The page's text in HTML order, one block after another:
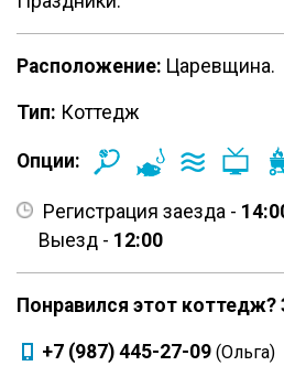
Расположение: Царевщина.
Тип: Коттедж
Опции:
Регистрация заезда -
Выезд - 12:00
Понравился этот коттедж?
+7 (987) 445-27-09 (Ольга)